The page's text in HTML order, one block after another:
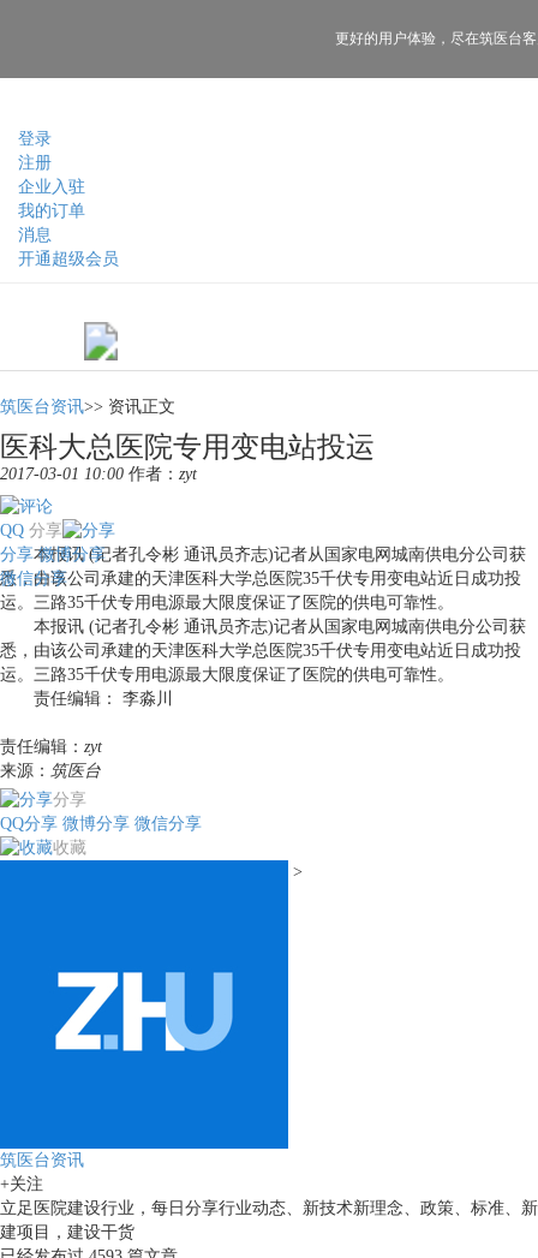
登录
注册
企业入驻
我的订单
消息
开通超级会员
更好的用户体验， 尽在筑医台
筑医台资讯>> 资讯正文
医科大总医院专用变电站投运
2017-03-01 10:00 作者： zyt
分享
QQ
分享 微博分享
微信分享
本报讯 (记者孔令彬 通讯员齐志)记者从国家电网城南供电分公司获
悉，由该公司承建的天津医科大学总医院35千伏专用变电站近日成功投
运。三路35千伏专用电源最大限度保证了医院的供电可靠性。
本报讯 (记者孔令彬 通讯员齐志)记者从国家电网城南供电分公司获
悉，由该公司承建的天津医科大学总医院35千伏专用变电站近日成功投
运。三路35千伏专用电源最大限度保证了医院的供电可靠性。
责任编辑： 李淼川
责任编辑： zyt
来源： 筑医台
分享
QQ分享 微博分享 微信分享
收藏
>
筑医台资讯
+关注
立足医院建设行业，每日分享行业动态、新技术新理念、政策、标准、新
建项目，建设干货